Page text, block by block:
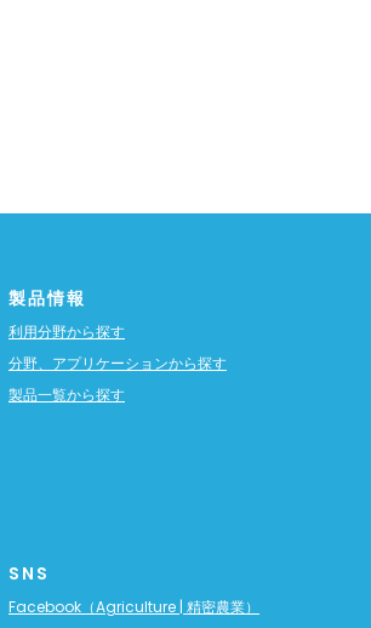
製品情報
利用分野から探す
分野、アプリケーションから探す
製品一覧から探す
SNS
Facebook（Agriculture | 精密農業）